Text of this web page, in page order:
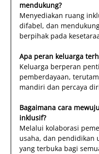
mendukung?
Menyediakan ruang
difabel, dan
berpihak pada
Apa peran keluarga
Keluarga berperan
pemberdayaan,
mandiri dan percaya
Bagaimana cara
inklusif?
Melalui kolaborasi
usaha, dan pendidikan
yang terbuka bagi